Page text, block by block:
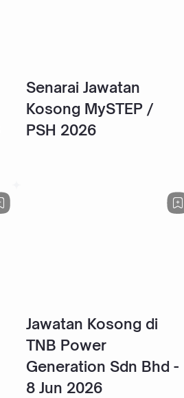
Senarai Jawatan
Kosong MySTEP /
PSH 2026
Jawatan Kosong di
TNB Power
Generation Sdn Bhd -
8 Jun 2026